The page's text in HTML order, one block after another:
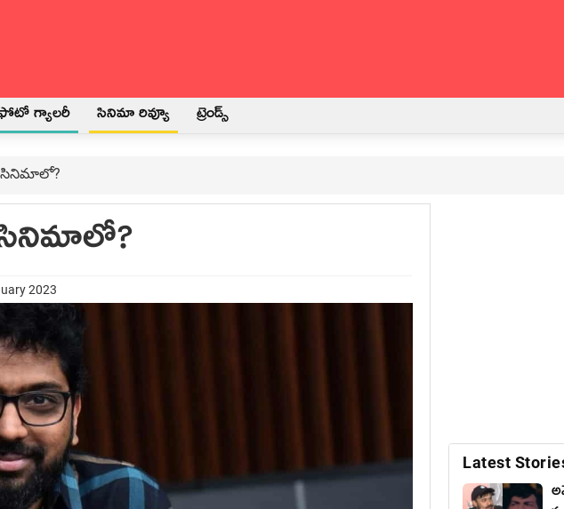
గ్యాలరీ సినిమా రివ్యూ ట్రెండ్స్
సినిమాలో?
సినిమాలో?
2023
Latest